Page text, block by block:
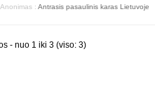
Anonimas : Antrasis pasaulinis karas Lietuvoje
- nuo 1 iki 3 (viso: 3)